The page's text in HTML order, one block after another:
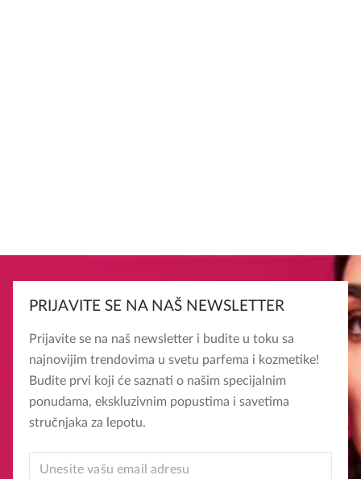
PRIJAVITE SE NA NAŠ NEWSLETTER
Prijavite se na naš newsletter i budite u toku sa
najnovijim trendovima u svetu parfema i kozmetike!
Budite prvi koji će saznati o našim specijalnim
ponudama, ekskluzivnim popustima i savetima
stručnjaka za lepotu.